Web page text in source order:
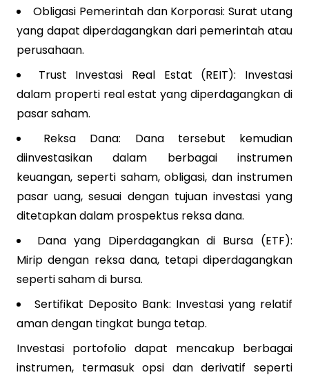
Obligasi Pemerintah dan Korporasi: Surat utang
yang dapat diperdagangkan dari pemerintah atau
perusahaan.
Trust Investasi Real Estat (REIT): Investasi
dalam properti real estat yang diperdagangkan di
pasar saham.
Reksa Dana: Dana tersebut kemudian
diinvestasikan dalam berbagai instrumen
keuangan, seperti saham, obligasi, dan instrumen
pasar uang, sesuai dengan tujuan investasi yang
ditetapkan dalam prospektus reksa dana.
Dana yang Diperdagangkan di Bursa (ETF):
Mirip dengan reksa dana, tetapi diperdagangkan
seperti saham di bursa.
Sertifikat Deposito Bank: Investasi yang relatif
aman dengan tingkat bunga tetap.
Investasi portofolio dapat mencakup berbagai
instrumen, termasuk opsi dan derivatif seperti